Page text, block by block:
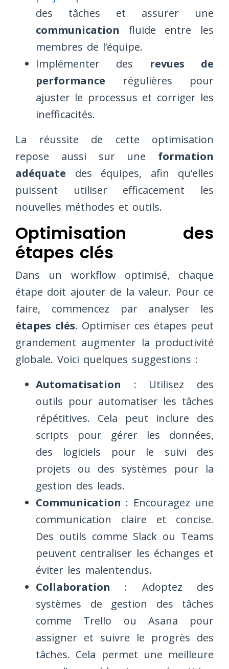
des tâches et assurer une
communication fluide entre les
membres de l’équipe.
Implémenter des revues de
performance régulières pour
ajuster le processus et corriger les
inefficacités.
La réussite de cette optimisation
repose aussi sur une formation
adéquate des équipes, afin qu’elles
puissent utiliser efficacement les
nouvelles méthodes et outils.
Optimisation des
étapes clés
Dans un workflow optimisé, chaque
étape doit ajouter de la valeur. Pour ce
faire, commencez par analyser les
étapes clés. Optimiser ces étapes peut
grandement augmenter la productivité
globale. Voici quelques suggestions :
Automatisation : Utilisez des
outils pour automatiser les tâches
répétitives. Cela peut inclure des
scripts pour gérer les données,
des logiciels pour le suivi des
projets ou des systèmes pour la
gestion des leads.
Communication : Encouragez une
communication claire et concise.
Des outils comme Slack ou Teams
peuvent centraliser les échanges et
éviter les malentendus.
Collaboration : Adoptez des
systèmes de gestion des tâches
comme Trello ou Asana pour
assigner et suivre le progrès des
tâches. Cela permet une meilleure